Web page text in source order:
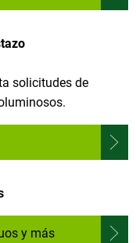
solicitudes de
y más